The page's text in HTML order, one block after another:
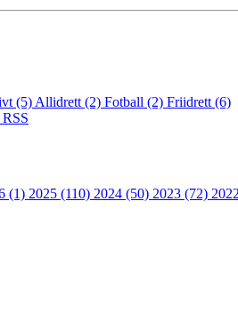
(5) Allidrett (2) Fotball (2) Friidrett (6)
RSS
(1) 2025 (110) 2024 (50) 2023 (72)